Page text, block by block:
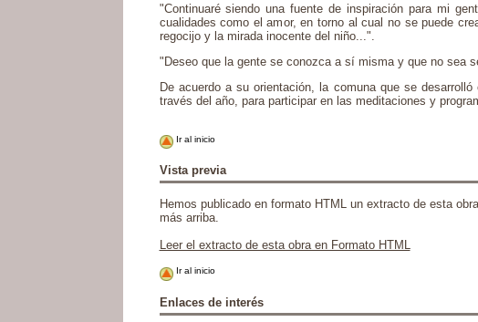
"Continuaré siendo una fuente de inspiración para mi
cualidades como el amor, en torno al cual no se puede
regocijo y la mirada inocente del niño...".
"Deseo que la gente se conozca a sí misma y que no sea
De acuerdo a su orientación, la comuna que se
través del año, para participar en las meditaciones y
Ir al inicio
Vista previa
Hemos publicado en formato HTML un extracto de esta
más arriba.
Leer el extracto de esta obra en Formato HTML
Ir al inicio
Enlaces de interés